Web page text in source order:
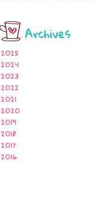
Archives
2025
2024
2023
2022
2021
2020
2019
2018
2017
2016